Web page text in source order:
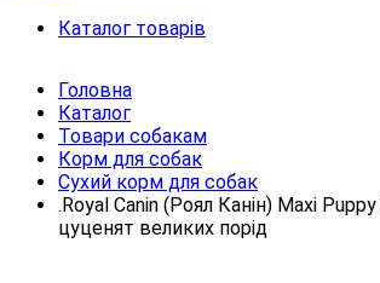
Каталог товарів
Головна
Каталог
Товари собакам
Корм для собак
Сухий корм для собак
.Royal Canin (Роял Канін) Maxi
цуценят великих порід